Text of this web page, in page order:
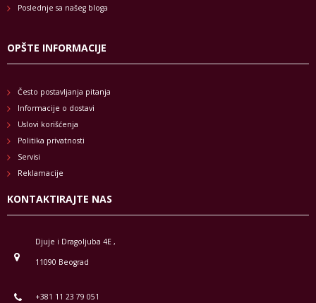
Poslednje sa našeg bloga
OPŠTE INFORMACIJE
Često postavljanja pitanja
Informacije o dostavi
Uslovi korišćenja
Politika privatnosti
Servisi
Reklamacije
KONTAKTIRAJTE NAS
Djuje i Dragoljuba 4E ,
11090 Beograd
+381 11 23 79 051